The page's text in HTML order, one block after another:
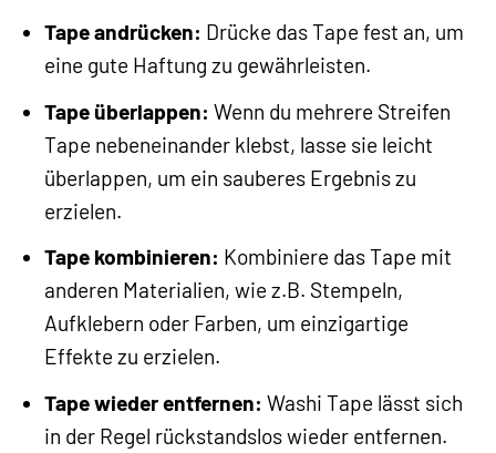
Tape andrücken: Drücke das Tape fest an, um
eine gute Haftung zu gewährleisten.
Tape überlappen: Wenn du mehrere Streifen
Tape nebeneinander klebst, lasse sie leicht
überlappen, um ein sauberes Ergebnis zu
erzielen.
Tape kombinieren: Kombiniere das Tape mit
anderen Materialien, wie z.B. Stempeln,
Aufklebern oder Farben, um einzigartige
Effekte zu erzielen.
Tape wieder entfernen: Washi Tape lässt sich
in der Regel rückstandslos wieder entfernen.